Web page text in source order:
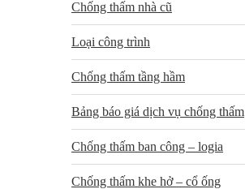
Chống thấm nhà cũ
Loại công trình
Chống thấm tầng hầm
Bảng báo giá dịch vụ chống thấm
Chống thấm ban công – logia
Chống thấm khe hở – cổ ống